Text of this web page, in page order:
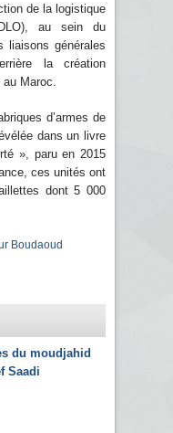
de la logistique
au sein du
liaisons générales
la création
Maroc.
d’armes de
dans un livre
», paru en 2015
ces unités ont
dont 5 000
Boudaoud
du moudjahid
Saadi